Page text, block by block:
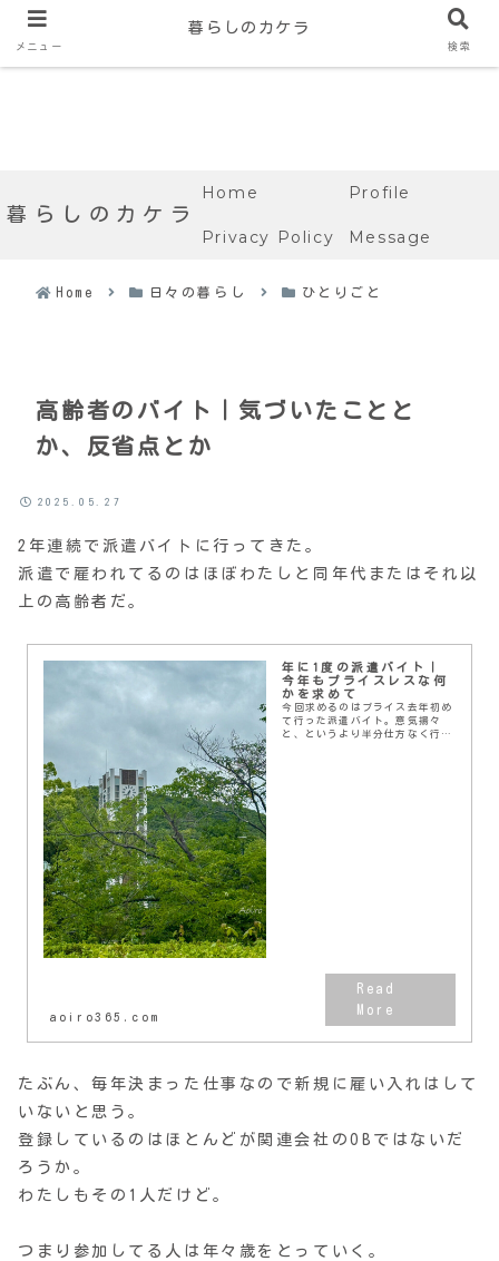
暮らしのカケラ
Home Profile
Privacy Policy Message
Home 日々の暮らし ひとりごと
高齢者のバイト｜気づいたことと
か、反省点とか
2025.05.27
2年連続で派遣バイトに行ってきた。
派遣で雇われてるのはほぼわたしと同年代またはそれ以
上の高齢者だ。
年に1度の派遣バイト｜
今年もプライスレスな何
かを求めて
今回求めるのはプライス去年初め
て行った派遣バイト。意気揚々
と、というより半分仕方なく行っ
aoiro365.com
たぶん、毎年決まった仕事なので新規に雇い入れはして
いないと思う。
登録しているのはほとんどが関連会社のOBではないだ
ろうか。
わたしもその1人だけど。
つまり参加してる人は年々歳をとっていく。
メニュー
暮らしのカケラ
検索